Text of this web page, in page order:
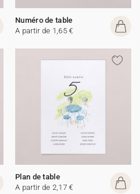
Numéro de table
A partir de 1,65 €
Plan de table
A partir de 2,17 €